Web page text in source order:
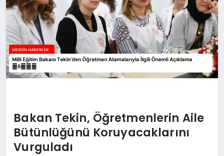
Bakan Tekin, Öğretmenlerin Aile
Bütünlüğünü Koruyacaklarını
Vurguladı